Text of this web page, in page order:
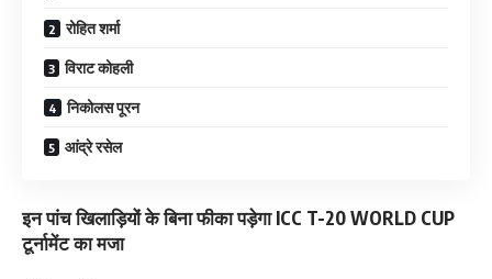
रोहित शर्मा
विराट कोहली
निकोलस पूरन
आंद्रे रसेल
इन पांच खिलाड़ियों के बिना फीका पड़ेगा ICC T-20 WORLD CUP
टूर्नामेंट का मजा